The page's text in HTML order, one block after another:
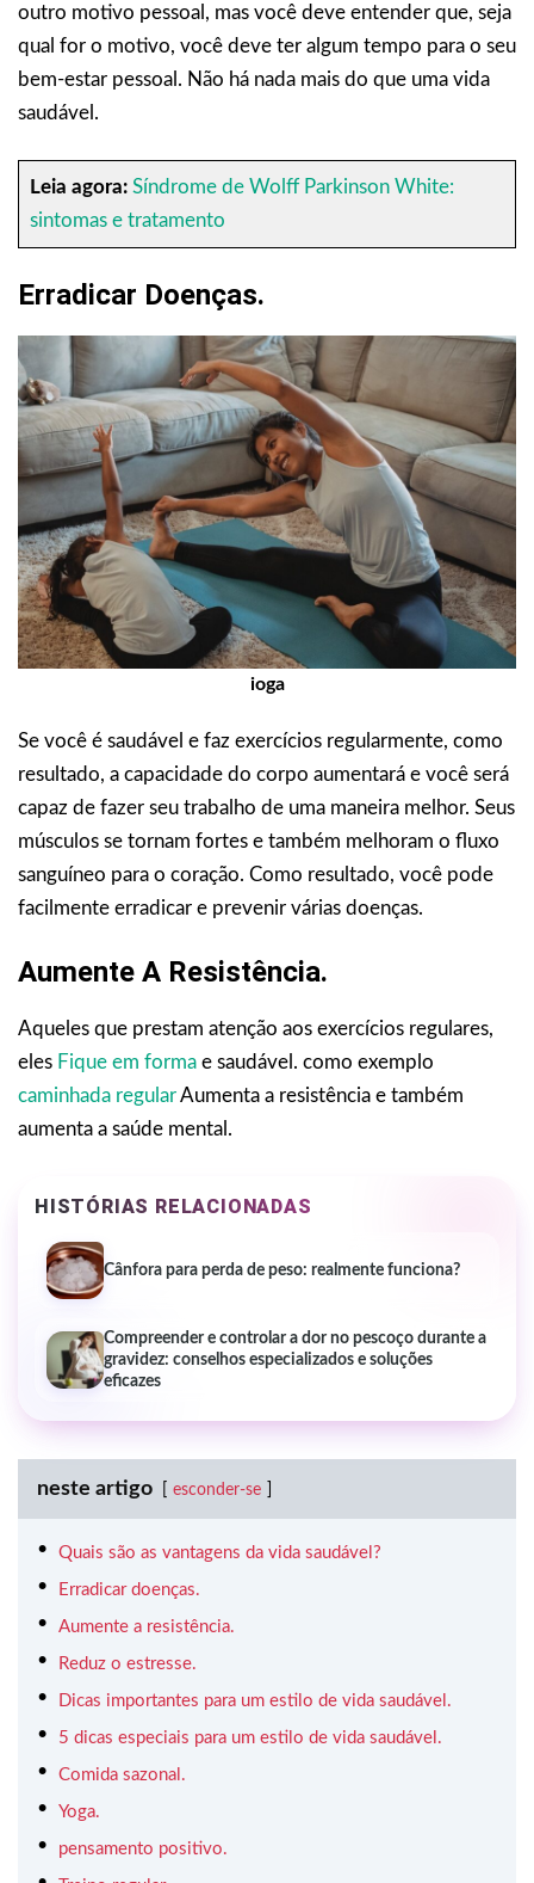
outro motivo pessoal, mas você deve entender que, seja
qual for o motivo, você deve ter algum tempo para o seu
bem-estar pessoal. Não há nada mais do que uma vida
saudável.
Leia agora: Síndrome de Wolff Parkinson White:
sintomas e tratamento
Erradicar Doenças.
ioga
Se você é saudável e faz exercícios regularmente, como
resultado, a capacidade do corpo aumentará e você será
capaz de fazer seu trabalho de uma maneira melhor. Seus
músculos se tornam fortes e também melhoram o fluxo
sanguíneo para o coração. Como resultado, você pode
facilmente erradicar e prevenir várias doenças.
Aumente A Resistência.
Aqueles que prestam atenção aos exercícios regulares,
eles Fique em forma e saudável. como exemplo
caminhada regularAumenta a resistência e também
aumenta a saúde mental.
HISTÓRIAS RELACIONADAS
Cânfora para perda de peso: realmente funciona?
Compreender e controlar a dor no pescoço durante a
gravidez: conselhos especializados e soluções
eficazes
neste artigo esconder-se
Quais são as vantagens da vida saudável?
Erradicar doenças.
Aumente a resistência.
Reduz o estresse.
Dicas importantes para um estilo de vida saudável.
5 dicas especiais para um estilo de vida saudável.
Comida sazonal.
Yoga.
pensamento positivo.